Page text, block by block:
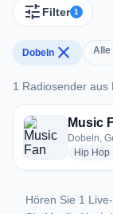
tune Filter 1
Dobeln close Alle
1 Radiosender aus
1 Radiosender
Music
Dobeln,
Hip Hop
Hören Sie 1